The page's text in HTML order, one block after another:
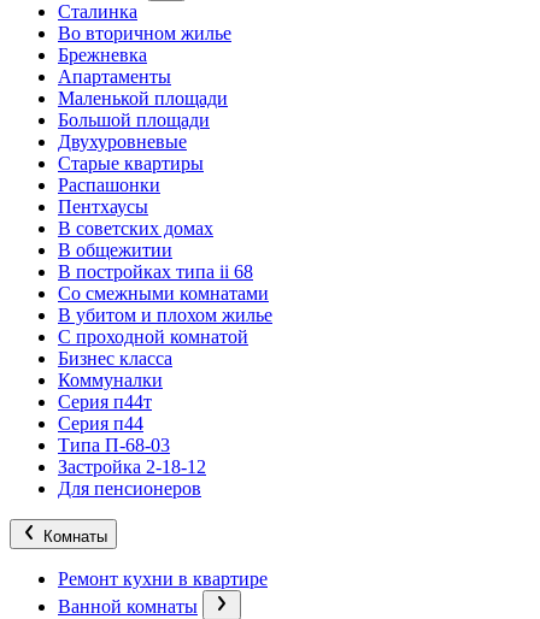
Сталинка
Во вторичном жилье
Брежневка
Апартаменты
Маленькой площади
Большой площади
Двухуровневые
Старые квартиры
Распашонки
Пентхаусы
В советских домах
В общежитии
В постройках типа ii 68
Со смежными комнатами
В убитом и плохом жилье
С проходной комнатой
Бизнес класса
Коммуналки
Серия п44т
Серия п44
Типа П-68-03
Застройка 2-18-12
Для пенсионеров
Комнаты
Ремонт кухни в квартире
Ванной комнаты